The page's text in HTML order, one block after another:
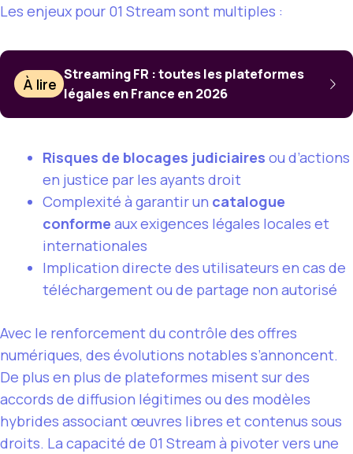
Les enjeux pour 01 Stream sont multiples :
À lire
Streaming FR : toutes les plateformes
légales en France en 2026
Risques de blocages judiciaires ou d’actions
en justice par les ayants droit
Complexité à garantir un catalogue
conforme aux exigences légales locales et
internationales
Implication directe des utilisateurs en cas de
téléchargement ou de partage non autorisé
Avec le renforcement du contrôle des offres
numériques, des évolutions notables s’annoncent.
De plus en plus de plateformes misent sur des
accords de diffusion légitimes ou des modèles
hybrides associant œuvres libres et contenus sous
droits. La capacité de 01 Stream à pivoter vers une